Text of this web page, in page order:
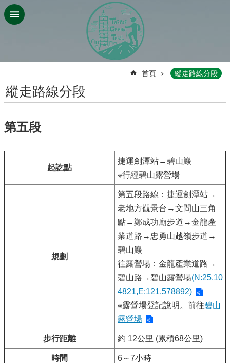
跳到主要內容區塊
首頁 縱走路線分段
縱走路線分段
第五段
起訖點
捷運劍潭站→碧山巖
※行經碧山露營場
規劃
第五段路線：捷運劍潭站→
老地方觀景台→文間山三角
點→鄭成功廟步道→金龍產
業道路→忠勇山越嶺步道→
碧山巖
往露營場：金龍產業道路→
碧山路→碧山露營場(N:25.10
4821,E:121.578892)
※露營場登記說明。前往碧山
露營場
步行距離 約 12公里 (累積68公里)
時間 6～7小時